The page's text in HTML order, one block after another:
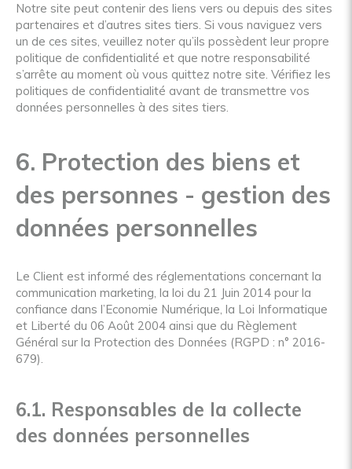
Notre site peut contenir des liens vers ou depuis des sites
partenaires et d’autres sites tiers. Si vous naviguez vers
un de ces sites, veuillez noter qu’ils possèdent leur propre
politique de confidentialité et que notre responsabilité
s’arrête au moment où vous quittez notre site. Vérifiez les
politiques de confidentialité avant de transmettre vos
données personnelles à des sites tiers.
6. Protection des biens et
des personnes - gestion des
données personnelles
Le Client est informé des réglementations concernant la
communication marketing, la loi du 21 Juin 2014 pour la
confiance dans l’Economie Numérique, la Loi Informatique
et Liberté du 06 Août 2004 ainsi que du Règlement
Général sur la Protection des Données (RGPD : n° 2016-
679).
6.1. Responsables de la collecte
des données personnelles